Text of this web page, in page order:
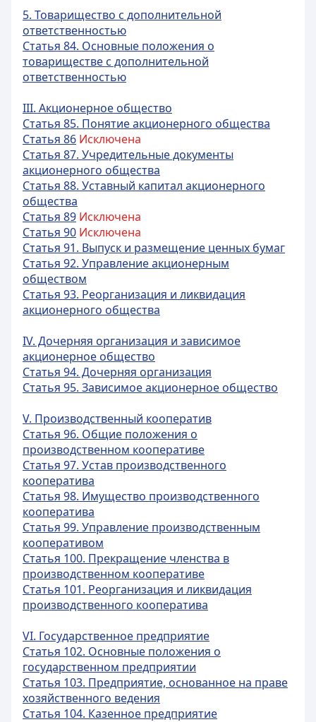
5. Товарищество с дополнительной
ответственностью
Статья 84. Основные положения о
товариществе с дополнительной
ответственностью
III. Акционерное общество
Статья 85. Понятие акционерного общества
Статья 86 Исключена
Статья 87. Учредительные документы
акционерного общества
Статья 88. Уставный капитал акционерного
общества
Статья 89 Исключена
Статья 90 Исключена
Статья 91. Выпуск и размещение ценных бумаг
Статья 92. Управление акционерным
обществом
Статья 93. Реорганизация и ликвидация
акционерного общества
IV. Дочерняя организация и зависимое
акционерное общество
Статья 94. Дочерняя организация
Статья 95. Зависимое акционерное общество
V. Производственный кооператив
Статья 96. Общие положения о
производственном кооперативе
Статья 97. Устав производственного
кооператива
Статья 98. Имущество производственного
кооператива
Статья 99. Управление производственным
кооперативом
Статья 100. Прекращение членства в
производственном кооперативе
Статья 101. Реорганизация и ликвидация
производственного кооператива
VI. Государственное предприятие
Статья 102. Основные положения о
государственном предприятии
Статья 103. Предприятие, основанное на праве
хозяйственного ведения
Статья 104. Казенное предприятие